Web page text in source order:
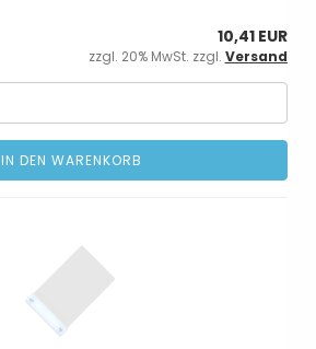
10,41 EUR
zzgl. 20% MwSt. zzgl. Versand
IN DEN WARENKORB